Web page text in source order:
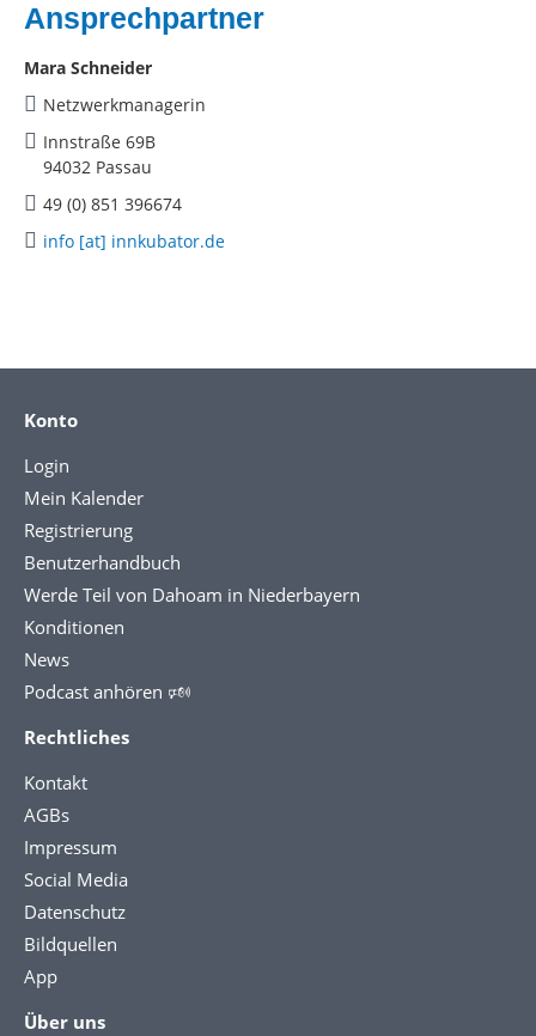
Ansprechpartner
Mara Schneider
Netzwerkmanagerin
Innstraße 69B
94032 Passau
49 (0) 851 396674
info [at] innkubator.de
Konto
Login
Mein Kalender
Registrierung
Benutzerhandbuch
Werde Teil von Dahoam in Niederbayern
Konditionen
News
Podcast anhören 🕬
Rechtliches
Kontakt
AGBs
Impressum
Social Media
Datenschutz
Bildquellen
App
Über uns